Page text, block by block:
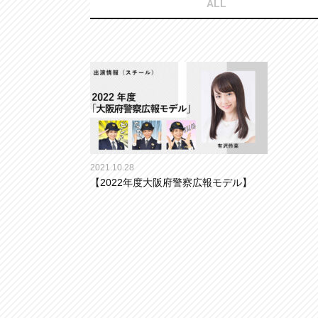
ALL
2021.10.28
【2022年度大阪府警察広報モデル】